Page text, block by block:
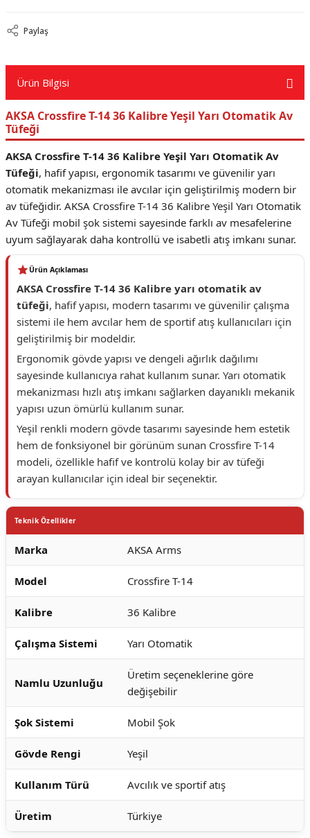
Paylaş
Ürün Bilgisi
AKSA Crossfire T-14 36 Kalibre Yeşil Yarı Otomatik Av
Tüfeği
AKSA Crossfire T-14 36 Kalibre Yeşil Yarı Otomatik Av
Tüfeği, hafif yapısı, ergonomik tasarımı ve güvenilir yarı
otomatik mekanizması ile avcılar için geliştirilmiş modern bir
av tüfeğidir. AKSA Crossfire T-14 36 Kalibre Yeşil Yarı Otomatik
Av Tüfeği mobil şok sistemi sayesinde farklı av mesafelerine
uyum sağlayarak daha kontrollü ve isabetli atış imkanı sunar.
Ürün Açıklaması
AKSA Crossfire T-14 36 Kalibre yarı otomatik av
tüfeği, hafif yapısı, modern tasarımı ve güvenilir çalışma
sistemi ile hem avcılar hem de sportif atış kullanıcıları için
geliştirilmiş bir modeldir.
Ergonomik gövde yapısı ve dengeli ağırlık dağılımı
sayesinde kullanıcıya rahat kullanım sunar. Yarı otomatik
mekanizması hızlı atış imkanı sağlarken dayanıklı mekanik
yapısı uzun ömürlü kullanım sunar.
Yeşil renkli modern gövde tasarımı sayesinde hem estetik
hem de fonksiyonel bir görünüm sunan Crossfire T-14
modeli, özellikle hafif ve kontrolü kolay bir av tüfeği
arayan kullanıcılar için ideal bir seçenektir.
Teknik Özellikler
Marka AKSA Arms
Model Crossfire T-14
Kalibre 36 Kalibre
Çalışma Sistemi Yarı Otomatik
Namlu Uzunluğu
Üretim seçeneklerine göre
değişebilir
Şok Sistemi Mobil Şok
Gövde Rengi Yeşil
Kullanım Türü Avcılık ve sportif atış
Üretim Türkiye